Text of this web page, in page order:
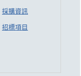
採購資訊
招標項目